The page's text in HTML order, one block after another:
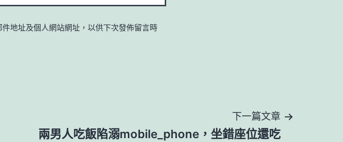
地址及個人網站網址，以供下次發佈留言時
下一篇文章
兩男人吃飯陷溺mobile_phone，坐錯座位還吃